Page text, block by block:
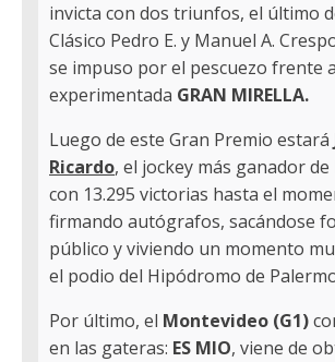
invicta con dos triunfos, el último
Clásico Pedro E. y Manuel A.
se impuso por el pescuezo frente
experimentada GRAN MIRELLA.
Luego de este Gran Premio estará
Ricardo, el jockey más ganador
con 13.295 victorias hasta el
firmando autógrafos, sacándose
público y viviendo un momento
el podio del Hipódromo de
Por último, el Montevideo (G1)
en las gateras: ES MIO, viene de